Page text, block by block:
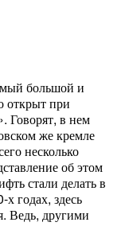
большой и
открыт при
Говорят, в нем
же кремле
несколько
об этом
стали делать в
годах, здесь
Ведь, другими